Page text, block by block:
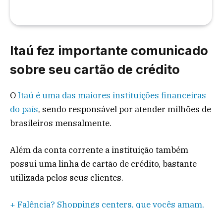
Itaú fez importante comunicado
sobre seu cartão de crédito
OItaú é uma das maiores instituições financeiras
do país, sendo responsável por atender milhões de
brasileiros mensalmente.
Além da conta corrente a instituição também
possui uma linha de cartão de crédito, bastante
utilizada pelos seus clientes.
+ Falência? Shoppings centers, que vocês amam,